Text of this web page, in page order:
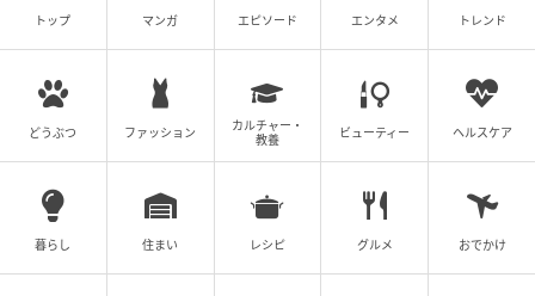
トップ マンガ エピソード エンタメ トレンド
どうぶつ ファッション
カルチャー・
教養
ビューティー ヘルスケア
暮らし 住まい レシピ グルメ おでかけ